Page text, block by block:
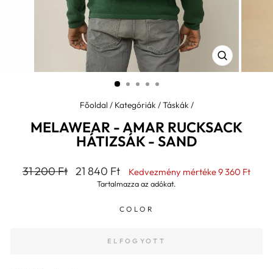
BEZÁR
(ESC)
Főoldal / Kategóriák /Táskák /
MELAWEAR - AMAR RUCKSACK
HÁTIZSÁK - SAND
Általános
31 200 Ft
Kedvezményes
21 840 Ft Kedvezmény mértéke9 360 Ft
Tartalmazza az adókat.
COLOR
ELFOGYOTT